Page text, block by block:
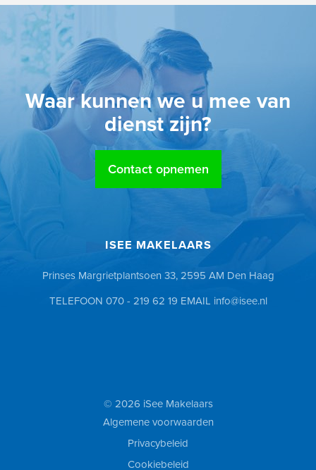
Waar kunnen we u mee van
dienst zijn?
Contact opnemen
ISEE MAKELAARS
Prinses Margrietplantsoen 33, 2595 AM Den Haag
TELEFOON 070 - 219 62 19 EMAIL info@isee.nl
© 2026 iSee Makelaars
Algemene voorwaarden
Privacybeleid
Cookiebeleid